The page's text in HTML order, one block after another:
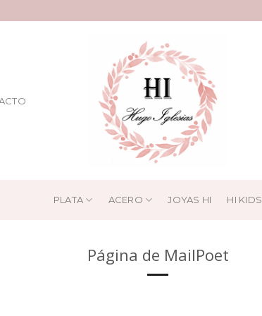
PLATA ACERO JOYAS HI HI KIDS
Página de MailPoet